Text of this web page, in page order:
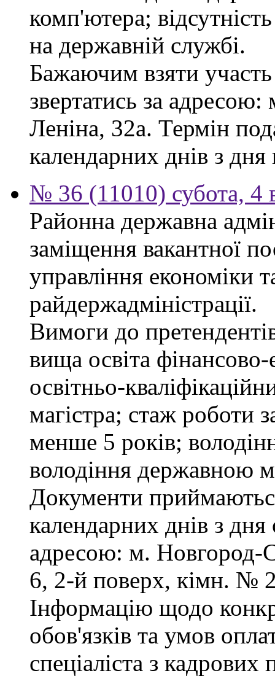
комп'ютера;
на державній службі.
Бажаючим взяти
звертатись за
Леніна, 32а. Термін
календарних днів з
№ 36 (11010) субота, 4
Районна державна
заміщення вакантної
управління економіки
райдержадміністрації.
Вимоги до
вища освіта
освітньо-
магістра; стаж роботи
менше 5 років;
володіння державною
Документи
календарних днів з
адресою: м. Новгород-
6, 2-й поверх, кімн. №
Інформацію щодо
обов'язків та умов
спеціаліста з кадрових